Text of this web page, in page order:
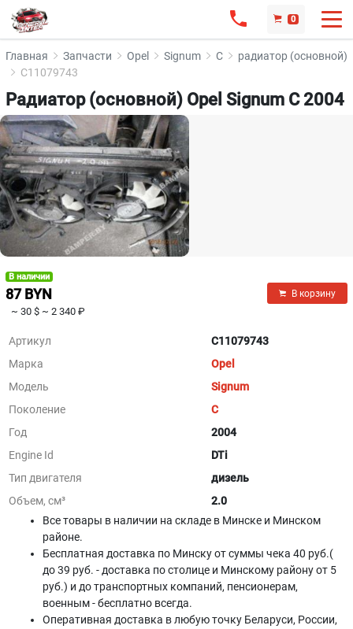
0
Главная Запчасти Opel Signum C
радиатор (основной)
C11079743
Радиатор (основной) Opel Signum C 2004
В наличии
87 BYN
~ 30 $ ~ 2 340 ₽
В корзину
Артикул
C11079743
Марка
Opel
Модель
Signum
Поколение
C
Год
2004
Engine Id
DTi
Тип двигателя
дизель
Объем, см³
2.0
Все товары в наличии на складе в Минскe и Минском
районе.
Бесплатная доставка по Минску от суммы чека 40 руб.(
до 39 руб. - доставка по столице и Минскому району от 5
руб.) и до транспортных компаний, пенсионерам,
военным - бесплатно всегда.
Оперативная доставка в любую точку Беларуси, России,